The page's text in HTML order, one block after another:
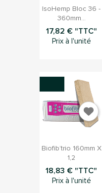
Aperçu rapide
IsoHemp Bloc 36 -
360mm...
17,82 € "TTC"
Prix à l'unité
Aperçu rapide
Biofib’trio 160mm X
1,2
18,83 € "TTC"
Prix à l'unité